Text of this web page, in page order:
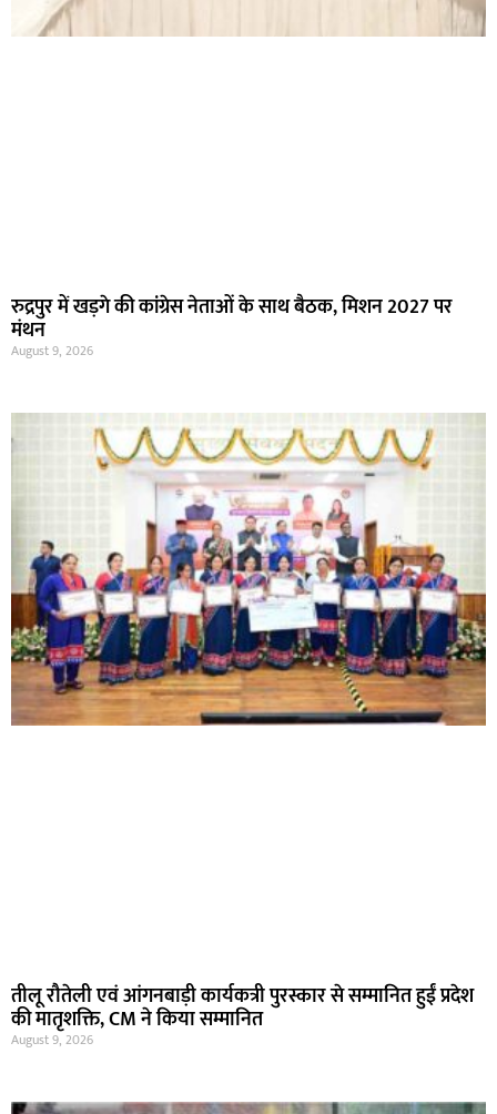
रुद्रपुर में खड़गे की कांग्रेस नेताओं के साथ बैठक, मिशन 2027 पर
मंथन
August 9, 2026
तीलू रौतेली एवं आंगनबाड़ी कार्यकत्री पुरस्कार से सम्मानित हुईं प्रदेश
की मातृशक्ति, CM ने किया सम्मानित
August 9, 2026